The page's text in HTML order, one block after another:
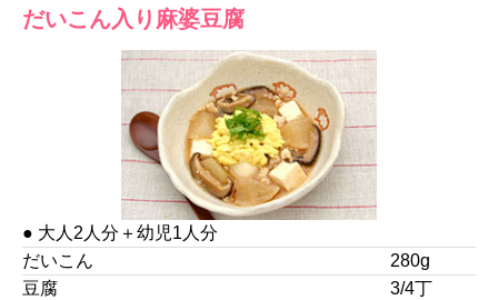
だいこん入り麻婆豆腐
● 大人2人分＋幼児1人分
だいこん
280g
豆腐
3/4丁